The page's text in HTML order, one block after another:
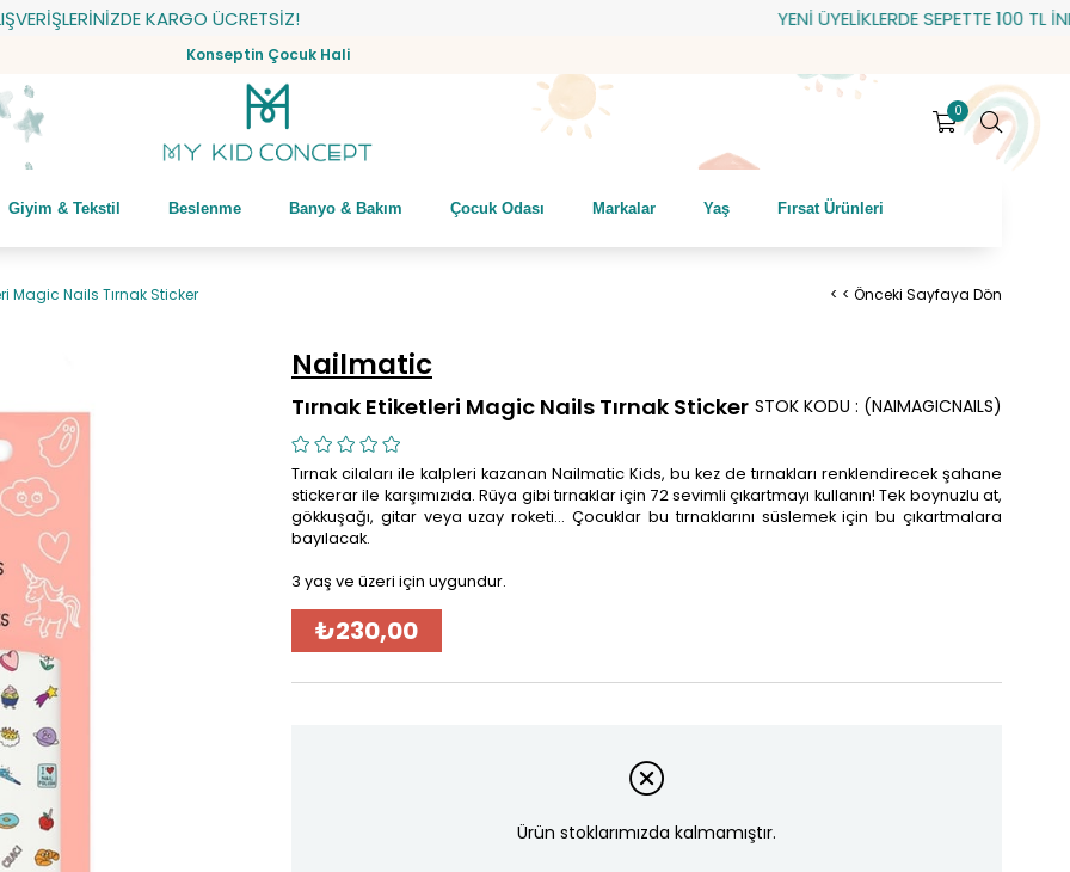
KARGO ÜCRETSİZ! YENİ ÜYELİKLERDE SEPETTE 100 TL
Konseptin Çocuk Hali
0
Giyim & Tekstil Beslenme Banyo & Bakım Çocuk Odası Markalar Yaş Fırsat Ürünleri
Magic Nails Tırnak Sticker < < Önceki Sayfaya Dön
Nailmatic
Tırnak Etiketleri Magic Nails Tırnak Sticker (NAIMAGICNAILS)
STOK KODU
Tırnak cilaları ile kalpleri kazanan Nailmatic Kids, bu kez de tırnakları renklendirecek şahane
stickerar ile karşımızıda. Rüya gibi tırnaklar için 72 sevimli çıkartmayı kullanın! Tek boynuzlu at,
gökkuşağı, gitar veya uzay roketi... Çocuklar bu tırnaklarını süslemek için bu çıkartmalara
bayılacak.
3 yaş ve üzeri için uygundur.
₺230,00
Ürün stoklarımızda kalmamıştır.